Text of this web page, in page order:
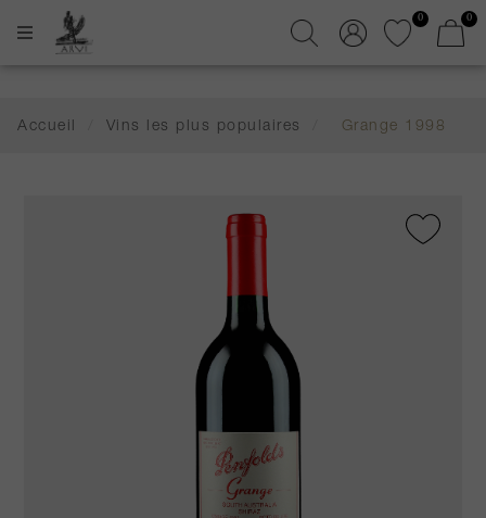
0 0
Accueil Vins les plus populaires Grange 1998